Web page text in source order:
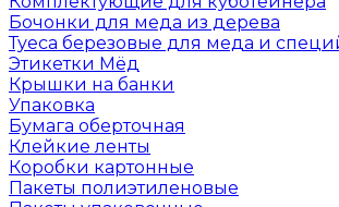
Бочонки для меда из дерева
Туеса березовые для меда и
Этикетки Мёд
Крышки на банки
Упаковка
Бумага оберточная
Клейкие ленты
Коробки картонные
Пакеты полиэтиленовые